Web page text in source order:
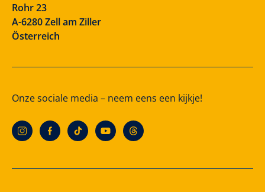
Rohr 23
A-6280 Zell am Ziller
Österreich
Onze sociale media – neem eens een kijkje!